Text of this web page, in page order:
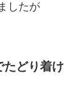
したが
たどり着け